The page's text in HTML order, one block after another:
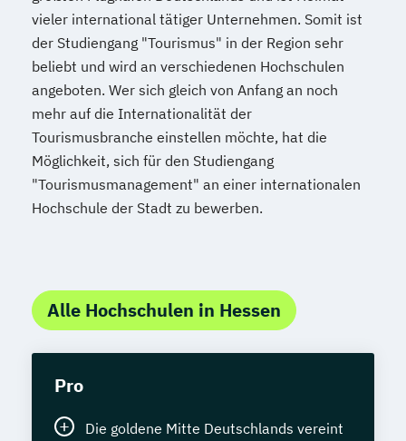
vieler international tätiger Unternehmen. Somit ist
der Studiengang "Tourismus" in der Region sehr
beliebt und wird an verschiedenen Hochschulen
angeboten. Wer sich gleich von Anfang an noch
mehr auf die Internationalität der
Tourismusbranche einstellen möchte, hat die
Möglichkeit, sich für den Studiengang
"Tourismusmanagement" an einer internationalen
Hochschule der Stadt zu bewerben.
Alle Hochschulen in Hessen
Pro
Die goldene Mitte Deutschlands vereint